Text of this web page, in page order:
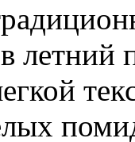
летний